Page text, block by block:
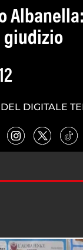
giudizio
DIGITALE